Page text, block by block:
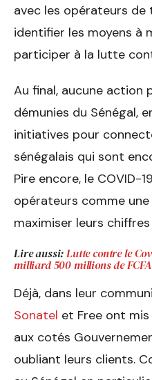
avec les opérateurs
identifier les moyens à
participer à la lutte
Au final, aucune action
démunies du Sénégal,
initiatives pour
sénégalais qui sont
Pire encore, le COVID-
opérateurs comme
maximiser leurs chiffres
Lire aussi:Lutte contre le
milliard 500 millions de FCFA
Déjà, dans leur
Sonatel et Free ont mis
aux cotés
oubliant leurs clients.